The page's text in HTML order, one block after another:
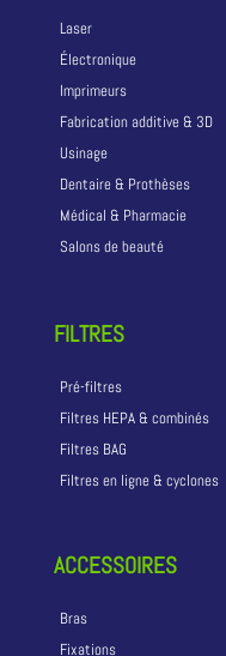
Laser
Électronique
Imprimeurs
Fabrication additive & 3D
Usinage
Dentaire & Prothèses
Médical & Pharmacie
Salons de beauté
FILTRES
Pré-filtres
Filtres HEPA & combinés
Filtres BAG
Filtres en ligne & cyclones
ACCESSOIRES
Bras
Fixations